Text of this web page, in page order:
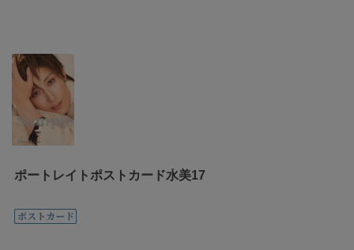
ポートレイトポストカード水美17